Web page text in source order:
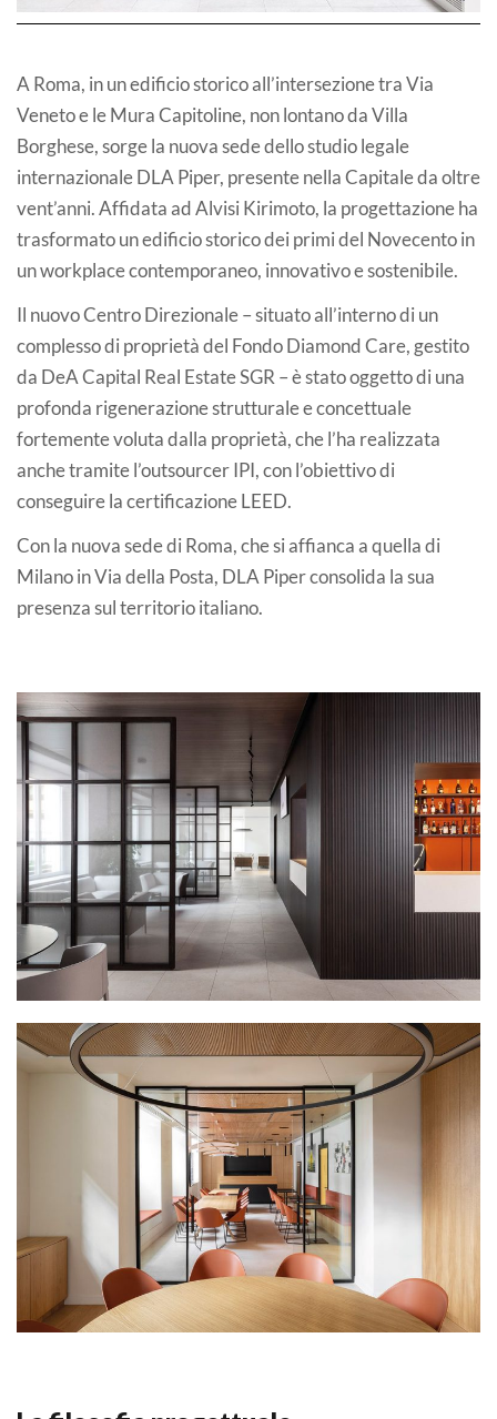
A Roma, in un edificio storico all’intersezione tra Via
Veneto e le Mura Capitoline, non lontano da Villa
Borghese, sorge la nuova sede dello studio legale
internazionale DLA Piper, presente nella Capitale da oltre
vent’anni. Affidata ad Alvisi Kirimoto, la progettazione ha
trasformato un edificio storico dei primi del Novecento in
un workplace contemporaneo, innovativo e sostenibile.
Il nuovo Centro Direzionale – situato all’interno di un
complesso di proprietà del Fondo Diamond Care, gestito
da DeA Capital Real Estate SGR – è stato oggetto di una
profonda rigenerazione strutturale e concettuale
fortemente voluta dalla proprietà, che l’ha realizzata
anche tramite l’outsourcer IPI, con l’obiettivo di
conseguire la certificazione LEED.
Con la nuova sede di Roma, che si affianca a quella di
Milano in Via della Posta, DLA Piper consolida la sua
presenza sul territorio italiano.